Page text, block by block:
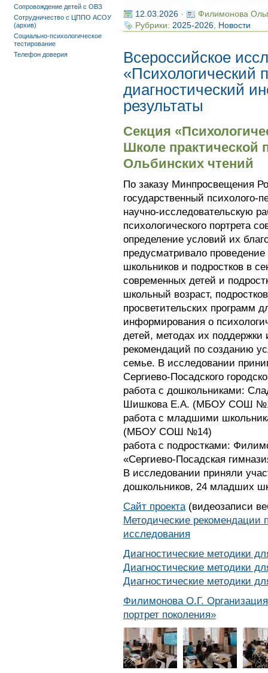
12.03.2026·
Филимонова
Рубрики: 2025-2026, Новости
Всероссийское
«Психологический
диагностический
результаты
Секция
Школе практической
Ольбинских чтений
По заказу Минпросвещения
государственный психолого-
научно-исследовательскую
психологического портрета
определение условий их
предусматривало
школьников и подростков в
современных детей и
школьный возраст,
просветительских программ
информирования о
детей, методах их поддержки
рекомендаций по созданию
семье. В исследовании
Сергиево-Посадского
работа с дошкольниками:
Шишкова Е.А. (МБОУ СОШ
работа с младшими
(МБОУ СОШ №14)
работа с подростками:
«Сергиево-Посадская
В исследовании приняли
дошкольников, 24 младших
Сайт проекта(видеозаписи
Методические рекомендации
исследования
Диагностические методики
Диагностические методики
Диагностические методики
Филимонова О.Г.
портрет поколения»
Сопровождение детей с ОВЗ
Сотрудничество с ЦППО АСОУ
(архив)
Социально-психологическое
тестирование
Телефон доверия